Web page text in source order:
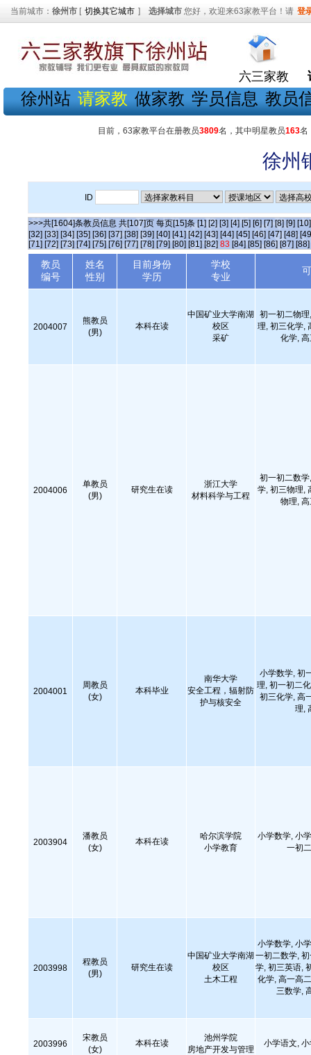
当前城市： 徐州市 [ 切换其它城市 ] 选择城市 您好，欢迎来63家教平台！请 登
六三家教
徐州站 请家教 做家教 学员信息 教员
目前，63家教平台在册教员3809名，其中明星教员163名
徐州
ID
>>>共[1604]条教员信息 共[107]页 每页[15]条 [1] [2] [3] [4] [5] [6] [7] [8] [9] [10]
[32] [33] [34] [35] [36] [37] [38] [39] [40] [41] [42] [43] [44] [45] [46] [47] [48]
[71] [72] [73] [74] [75] [76] [77] [78] [79] [80] [81] [82] 83 [84] [85] [86] [87] [88]
教员
编号
姓名
性别
目前身份
学历
学校
专业
2004007
熊教员
(男)
本科在读
中国矿业大学南湖
校区
采矿
初一初二物
理, 初三化学,
化学,
2004006
单教员
(男)
研究生在读
浙江大学
材料科学与工程
初一初二数
学, 初三物理,
物理,
2004001
周教员
(女)
本科毕业
南华大学
安全工程，辐射防
护与核安全
小学数学, 初
理, 初一初二
初三化学, 高
理,
2003904
潘教员
(女)
本科在读
哈尔滨学院
小学教育
小学数学, 小
一初
2003998
程教员
(男)
研究生在读
中国矿业大学南湖
校区
土木工程
小学数学, 小
一初二数学,
学, 初三英语,
化学, 高一高
三数学,
2003996
宋教员
(女)
本科在读
池州学院
房地产开发与管理
小学语文,